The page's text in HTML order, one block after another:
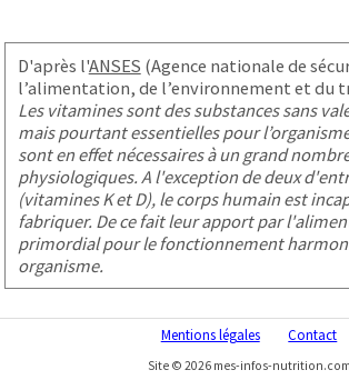
D'après l'ANSES (Agence nationale de
l’alimentation, de l’environnement et du
Les vitamines sont des substances sans
mais pourtant essentielles pour
sont en effet nécessaires à un grand
physiologiques. A l'exception de deux
(vitamines K et D), le corps humain est
fabriquer. De ce fait leur apport par
primordial pour le fonctionnement
organisme.
Mentions légales Contact
Site © 2026 mes-infos-nutrition.com